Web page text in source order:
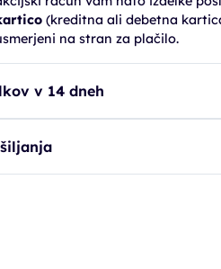
(kreditna ali debetna
na stran za plačilo.
v 14 dneh